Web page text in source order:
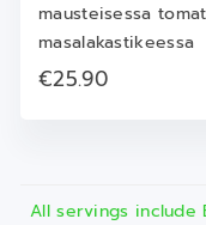
mausteisessa
masalakastikeessa
€25.90
All servings include